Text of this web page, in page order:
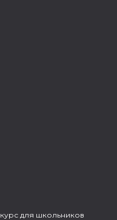
для школьников